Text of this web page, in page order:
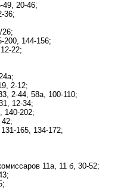
49, 20-46;
36;
26;
200, 144-156;
22;
2-12;
2-44, 58а, 100-110;
12-34;
140-202;
165, 134-172;
11а, 11 б, 30-52;